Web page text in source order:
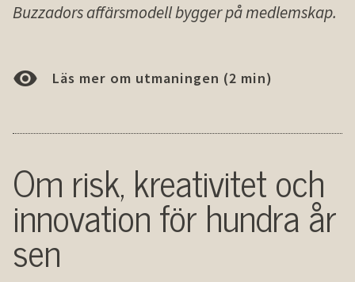
Buzzadors affärsmodell bygger på medlemskap.
Läs mer om utmaningen (2 min)
Om risk, kreativitet och
inno­vation för hundra år
sen